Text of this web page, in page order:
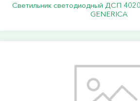
Светильник светодиодный ДСП
GENERICA